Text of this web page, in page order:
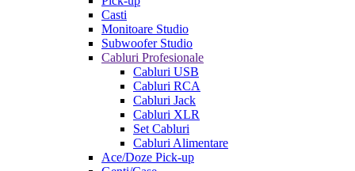
Casti
Monitoare Studio
Subwoofer Studio
Cabluri Profesionale
Cabluri USB
Cabluri RCA
Cabluri Jack
Cabluri XLR
Set Cabluri
Cabluri Alimentare
Ace/Doze Pick-up